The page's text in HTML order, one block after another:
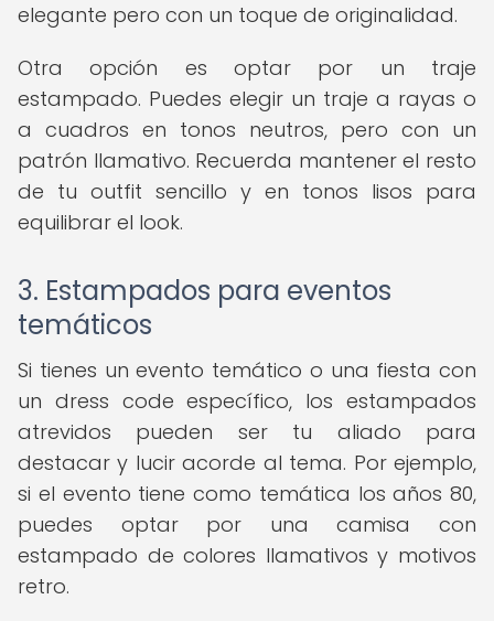
elegante pero con un toque de originalidad.
Otra opción es optar por un traje
estampado. Puedes elegir un traje a rayas o
a cuadros en tonos neutros, pero con un
patrón llamativo. Recuerda mantener el resto
de tu outfit sencillo y en tonos lisos para
equilibrar el look.
3. Estampados para eventos
temáticos
Si tienes un evento temático o una fiesta con
un dress code específico, los estampados
atrevidos pueden ser tu aliado para
destacar y lucir acorde al tema. Por ejemplo,
si el evento tiene como temática los años 80,
puedes optar por una camisa con
estampado de colores llamativos y motivos
retro.